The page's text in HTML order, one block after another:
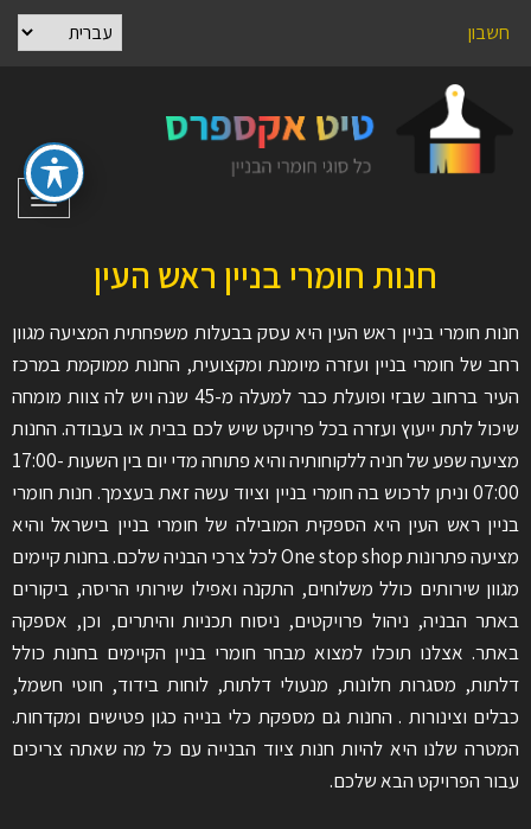
חשבון
חנות חומרי בניין ראש העין
חנות חומרי בניין ראש העין היא עסק בבעלות משפחתית המציעה מגוון
רחב של חומרי בניין ועזרה מיומנת ומקצועית, החנות ממוקמת במרכז
העיר ברחוב שבזי ופועלת כבר למעלה מ-45 שנה ויש לה צוות מומחה
שיכול לתת ייעוץ ועזרה בכל פרויקט שיש לכם בבית או בעבודה. החנות
מציעה שפע של חניה ללקוחותיה והיא פתוחה מדי יום בין השעות 17:00-
07:00 וניתן לרכוש בה חומרי בניין וציוד עשה זאת בעצמך. חנות חומרי
בניין ראש העין היא הספקית המובילה של חומרי בניין בישראל והיא
מציעה פתרונות One stop shop לכל צרכי הבניה שלכם. בחנות קיימים
מגוון שירותים כולל משלוחים, התקנה ואפילו שירותי הריסה, ביקורים
באתר הבניה, ניהול פרויקטים, ניסוח תכניות והיתרים, וכן, אספקה
באתר. אצלנו תוכלו למצוא מבחר חומרי בניין הקיימים בחנות כולל
דלתות, מסגרות חלונות, מנעולי דלתות, לוחות בידוד, חוטי חשמל,
כבלים וצינורות . החנות גם מספקת כלי בנייה כגון פטישים ומקדחות.
המטרה שלנו היא להיות חנות ציוד הבנייה עם כל מה שאתה צריכים
עבור הפרויקט הבא שלכם.